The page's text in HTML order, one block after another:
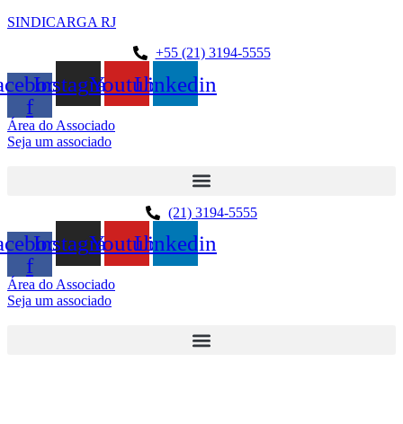
SINDICARGA RJ
+55 (21) 3194-5555
f
InstagramYoutubeLinkedin
Área do Associado
Seja um associado
(21) 3194-5555
f
InstagramYoutubeLinkedin
Área do Associado
Seja um associado